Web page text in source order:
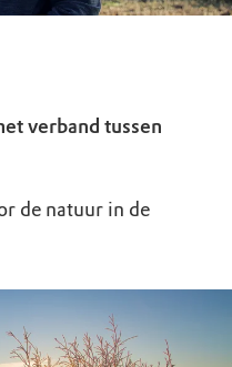
verband tussen
de natuur in de